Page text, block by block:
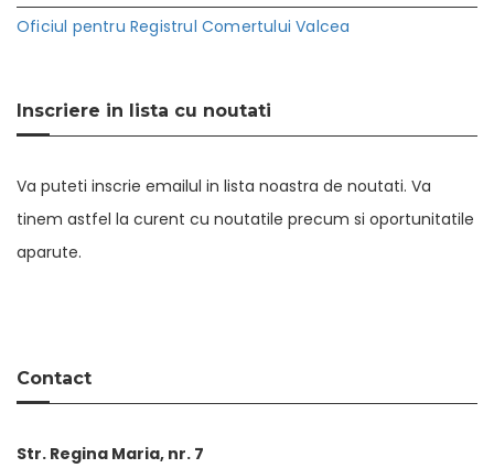
Oficiul pentru Registrul Comertului Valcea
Inscriere in lista cu noutati
Va puteti inscrie emailul in lista noastra de noutati. Va
tinem astfel la curent cu noutatile precum si oportunitatile
aparute.
Contact
Str. Regina Maria, nr. 7